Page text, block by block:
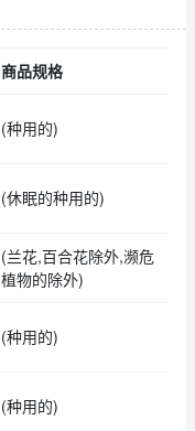
商品规格
(种用的)
(休眠的种用的)
(兰花,百合花除外,濒危
植物的除外)
(种用的)
(种用的)